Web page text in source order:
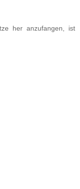
her anzufangen, ist